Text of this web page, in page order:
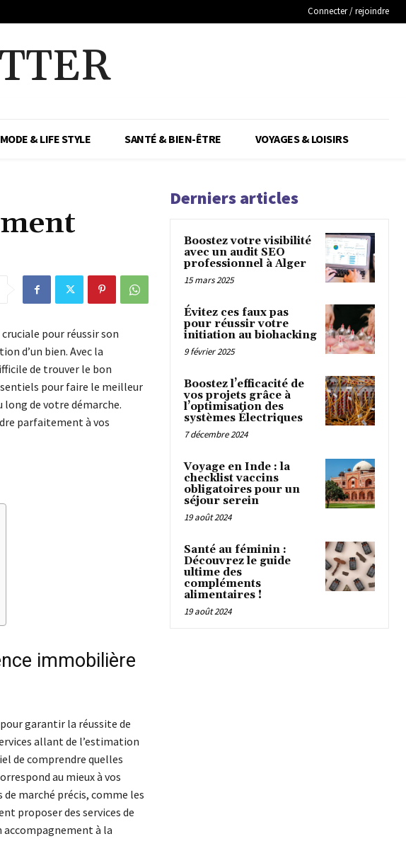
Connecter / rejoindre
MODE & LIFE STYLE SANTÉ & BIEN-ÊTRE VOYAGES & LOISIRS
pour réussir son
d’un bien. Avec la
de trouver le bon
pour faire le meilleur
de votre démarche.
parfaitement à vos
immobilière
garantir la réussite de
allant de l’estimation
de comprendre quelles
au mieux à vos
de marché précis, comme les
proposer des services de
à la
Derniers articles
Boostez votre visibilité
avec un audit SEO
professionnel à Alger
15 mars 2025
Évitez ces faux pas
pour réussir votre
initiation au biohacking
9 février 2025
Boostez l’efficacité de
vos projets grâce à
l’optimisation des
systèmes Électriques
7 décembre 2024
Voyage en Inde : la
checklist vaccins
obligatoires pour un
séjour serein
19 août 2024
Santé au féminin :
Découvrez le guide
ultime des
compléments
alimentaires !
19 août 2024